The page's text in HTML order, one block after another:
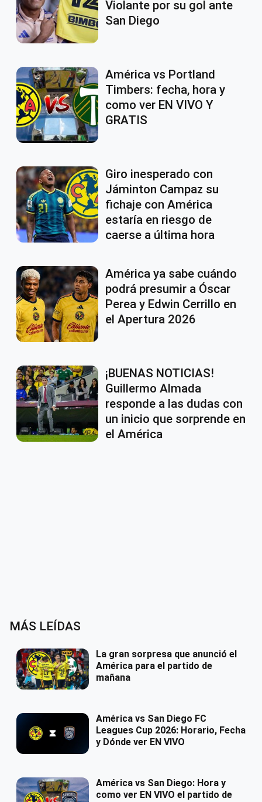
Violante por su gol ante
San Diego
América vs Portland
Timbers: fecha, hora y
como ver EN VIVO Y
GRATIS
Giro inesperado con
Jáminton Campaz su
fichaje con América
estaría en riesgo de
caerse a última hora
América ya sabe cuándo
podrá presumir a Óscar
Perea y Edwin Cerrillo en
el Apertura 2026
¡BUENAS NOTICIAS!
Guillermo Almada
responde a las dudas con
un inicio que sorprende en
el América
MÁS LEÍDAS
La gran sorpresa que anunció el
América para el partido de
mañana
América vs San Diego FC
Leagues Cup 2026: Horario, Fecha
y Dónde ver EN VIVO
América vs San Diego: Hora y
como ver EN VIVO el partido de